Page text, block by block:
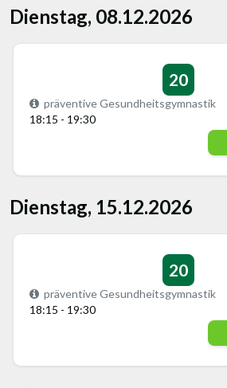
Dienstag, 08.12.2026
20
präventive Gesundheitsgymnastik
18:15 - 19:30
Dienstag, 15.12.2026
20
präventive Gesundheitsgymnastik
18:15 - 19:30